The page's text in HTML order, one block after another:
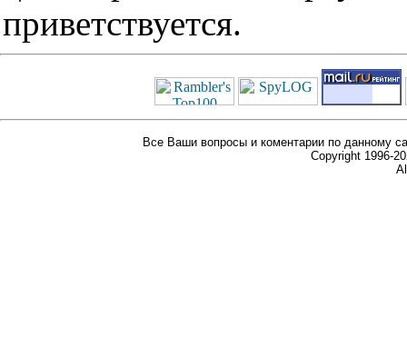
приветствуется.
Все Ваши вопросы и коментарии по данному
Copyright 1996-